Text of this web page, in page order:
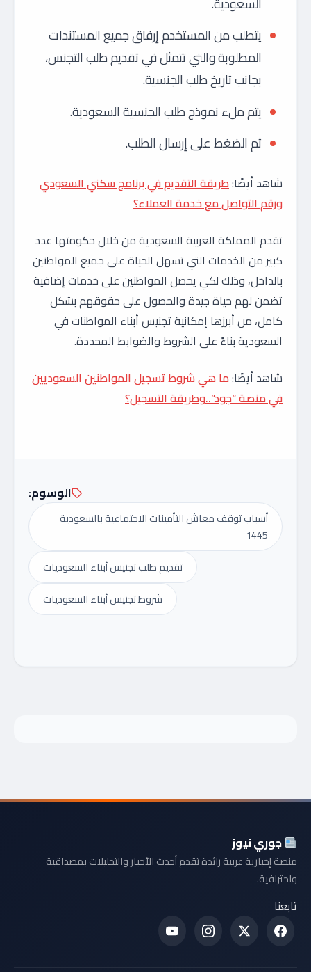
يتطلب من المستخدم إرفاق جميع المستندات
المطلوبة والتي تتمثل في تقديم طلب التجنس،
بجانب تاريخ طلب الجنسية.
يتم ملء نموذج طلب الجنسية السعودية.
ثم الضغط على إرسال الطلب.
شاهد أيضًا:طريقة التقديم في برنامج سكني السعودي
ورقم التواصل مع خدمة العملاء؟
تقدم المملكة العربية السعودية من خلال حكومتها عدد
كبير من الخدمات التي تسهل الحياة على جميع المواطنين
بالداخل، وذلك لكي يحصل المواطنين على خدمات إضافية
تضمن لهم حياة جيدة والحصول على حقوقهم بشكل
كامل، من أبرزها إمكانية تجنيس أبناء المواطنات في
السعودية بناءً على الشروط والضوابط المحددة.
شاهد أيضًا:ما هي شروط تسجيل المواطنين السعوديين
في منصة “جود”..وطريقة التسجيل؟
الوسوم:
أسباب توقف معاش التأمينات الاجتماعية بالسعودية
1445
تقديم طلب تجنيس أبناء السعوديات
شروط تجنيس أبناء السعوديات
جوري نيوز
منصة إخبارية عربية رائدة تقدم أحدث الأخبار والتحليلات بمصداقية
واحترافية.
تابعنا